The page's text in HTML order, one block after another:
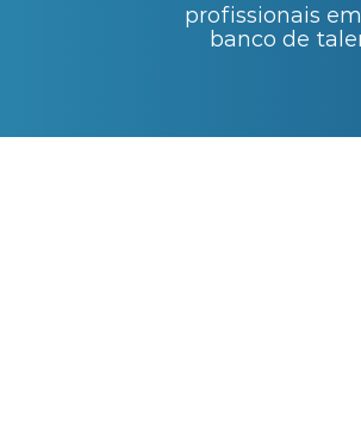
profissionais
banco de